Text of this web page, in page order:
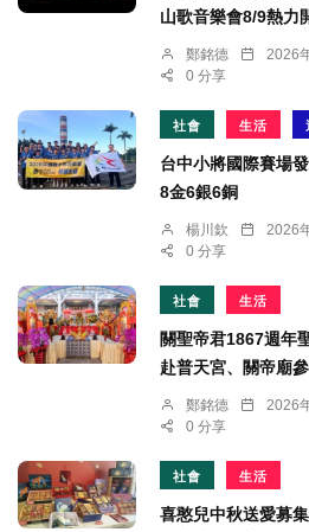
山歌音樂會8/9熱力
鄭銘德 2026
0 分享
社會 生活
台中小將國際賽場
8金6銀6銅
楊川欽 2026
0 分享
社會 生活
關聖帝君1867週年
赴普天宮、關帝廟
鄭銘德 2026
0 分享
社會 生活
喜憨兒中秋送愛募